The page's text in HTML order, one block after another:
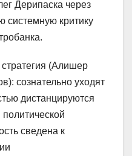
Дерипаска через
системную критику
(Алишер
сознательно уходят
дистанцируются
сведена к